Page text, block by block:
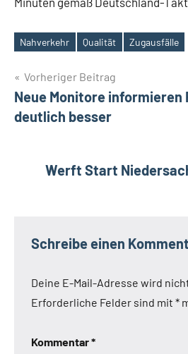
Schlagwörter
Nahverkehr Qualität Zugausfälle
Beitragsnavigation
Vorheriger Beitrag
Neue Monitore informieren
deutlich besser
Werft Start
Schreibe einen
Deine E-Mail-Adresse wird
Erforderliche Felder sind mit *
Kommentar*